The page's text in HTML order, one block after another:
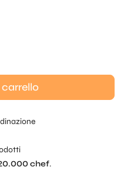
carrello
chef.